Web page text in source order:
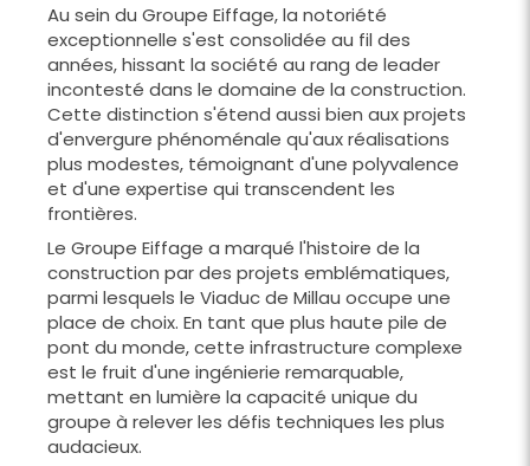
Au sein du Groupe Eiffage, la notoriété
exceptionnelle s'est consolidée au fil des
années, hissant la société au rang de leader
incontesté dans le domaine de la construction.
Cette distinction s'étend aussi bien aux projets
d'envergure phénoménale qu'aux réalisations
plus modestes, témoignant d'une polyvalence
et d'une expertise qui transcendent les
frontières.
Le Groupe Eiffage a marqué l'histoire de la
construction par des projets emblématiques,
parmi lesquels le Viaduc de Millau occupe une
place de choix. En tant que plus haute pile de
pont du monde, cette infrastructure complexe
est le fruit d'une ingénierie remarquable,
mettant en lumière la capacité unique du
groupe à relever les défis techniques les plus
audacieux.